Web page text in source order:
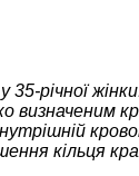
річної
визначеним
кільця